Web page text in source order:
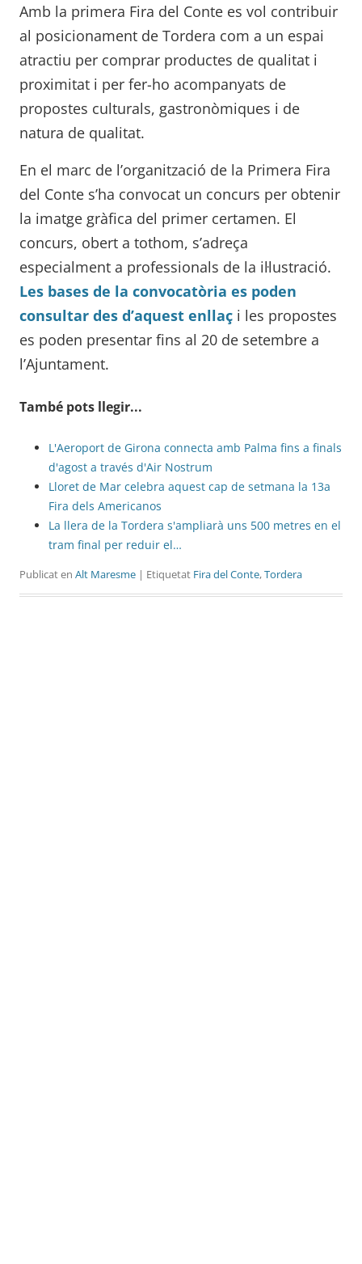
Amb la primera Fira del Conte es vol contribuir
al posicionament de Tordera com a un espai
atractiu per comprar productes de qualitat i
proximitat i per fer-ho acompanyats de
propostes culturals, gastronòmiques i de
natura de qualitat.
En el marc de l’organització de la Primera Fira
del Conte s’ha convocat un concurs per obtenir
la imatge gràfica del primer certamen. El
concurs, obert a tothom, s’adreça
especialment a professionals de la il·lustració.
Les bases de la convocatòria es poden
consultar des d’aquest enllaç i les propostes
es poden presentar fins al 20 de setembre a
l’Ajuntament.
També pots llegir...
L'Aeroport de Girona connecta amb Palma fins a finals
d'agost a través d'Air Nostrum
Lloret de Mar celebra aquest cap de setmana la 13a
Fira dels Americanos
La llera de la Tordera s'ampliarà uns 500 metres en el
tram final per reduir el…
Publicat en Alt Maresme | Etiquetat Fira del Conte,Tordera